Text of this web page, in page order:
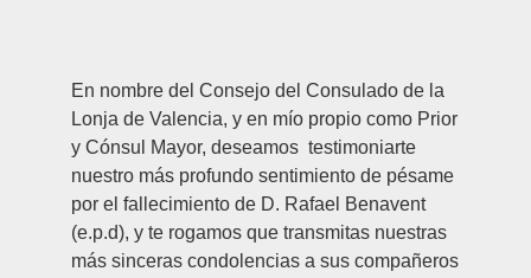
En nombre del Consejo del Consulado de la
Lonja de Valencia, y en mío propio como Prior
y Cónsul Mayor, deseamos testimoniarte
nuestro más profundo sentimiento de pésame
por el fallecimiento de D. Rafael Benavent
(e.p.d), y te rogamos que transmitas nuestras
más sinceras condolencias a sus compañeros